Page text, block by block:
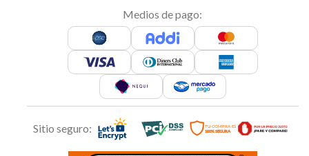
Medios de pago:
Sitio seguro: